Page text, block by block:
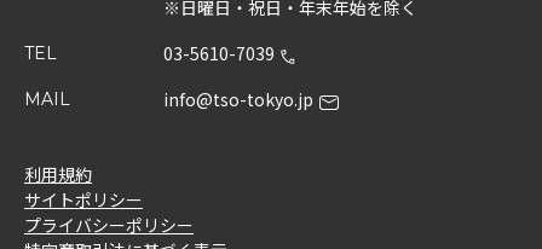
※日曜日・祝日・年末年始を除く
TEL 03-5610-7039
MAIL info@tso-tokyo.jp
利用規約
サイトポリシー
プライバシーポリシー